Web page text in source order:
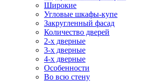
Широкие
Угловые шкафы-купе
Закругленный фасад
Количество дверей
2-х дверные
3-х дверные
4-х дверные
Особенности
Во всю стену